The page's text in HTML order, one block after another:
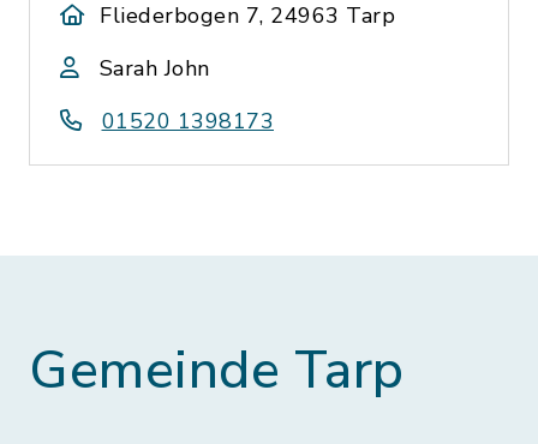
Fliederbogen 7, 24963 Tarp
Sarah John
01520 1398173
Gemeinde Tarp